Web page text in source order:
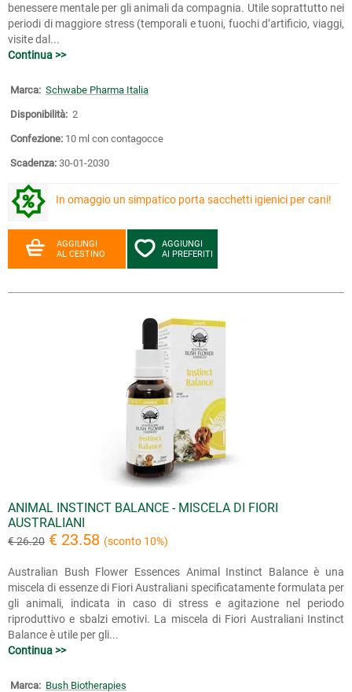
benessere mentale per gli animali da compagnia. Utile soprattutto nei
periodi di maggiore stress (temporali e tuoni, fuochi d’artificio, viaggi,
visite dal...
Continua >>
Marca: Schwabe Pharma Italia
Disponibilità: 2
Confezione: 10 ml con contagocce
Scadenza: 30-01-2030
In omaggio un simpatico porta sacchetti igienici per cani!
AGGIUNGI
AL CESTINO
AGGIUNGI
AI PREFERITI
ANIMAL INSTINCT BALANCE - MISCELA DI FIORI
AUSTRALIANI
€ 26.20 € 23.58 (sconto 10%)
Australian Bush Flower Essences Animal Instinct Balance è una
miscela di essenze di Fiori Australiani specificatamente formulata per
gli animali, indicata in caso di stress e agitazione nel periodo
riproduttivo e sbalzi emotivi. La miscela di Fiori Australiani Instinct
Balance è utile per gli...
Continua >>
Marca: Bush Biotherapies